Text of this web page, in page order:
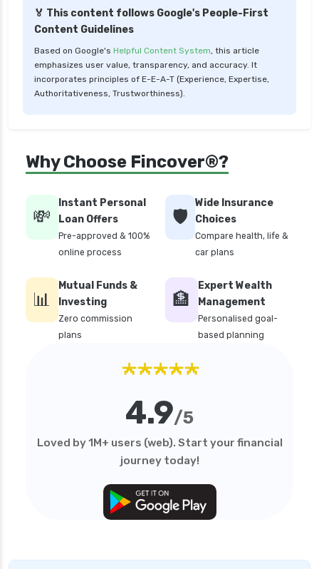
personal loan in kerala
personal loan in lucknow
personal loan in madurai
personal loan in maharashtra
personal loan in tirunelveli
personal loan in trichy
personal loan in uttar pradesh
personal loan interest rates
personal loans for medical emergency
sbi personal loan interest rates
top 10 Personal loan apps
what is a personal loan
🏅 This content follows Google's People-First
Content Guidelines
Based on Google's Helpful Content System, this article
emphasizes user value, transparency, and accuracy. It
incorporates principles of E-E-A-T (Experience, Expertise,
Authoritativeness, Trustworthiness).
Why Choose Fincover®?
💸
Instant Personal
Loan Offers
Pre-approved & 100%
online process
🛡️
Wide Insurance
Choices
Compare health, life &
car plans
📊
Mutual Funds &
Investing
Zero commission
plans
🏦
Expert Wealth
Management
Personalised goal-
based planning
★★★★★
4.9/5
Loved by 1M+ users (web). Start your financial
journey today!